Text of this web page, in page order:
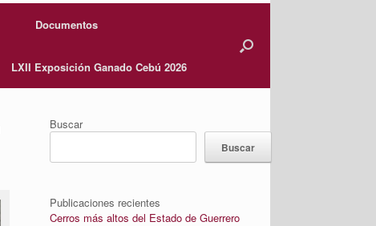
Documentos
LXII Exposición Ganado Cebú 2026
Buscar
Buscar
Publicaciones recientes
Cerros más altos del Estado de Guerrero